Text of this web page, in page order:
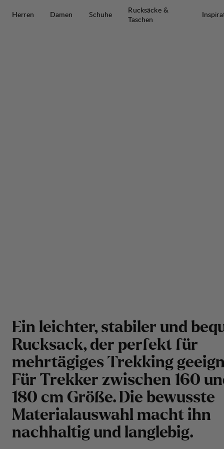
Herren
Damen Schuhe
Rucksäcke &
Taschen
Ein leichter, stabiler und
Rucksack, der perfekt für
mehrtägiges Trekking
Für Trekker zwischen 160
180 cm Größe. Die bewusste
Materialauswahl macht ihn
nachhaltig und langlebig.